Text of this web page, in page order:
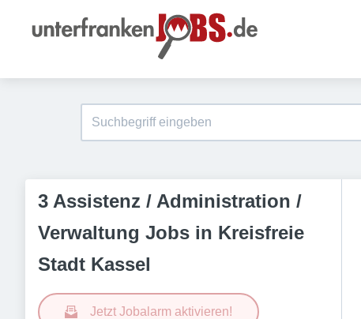
3 Assistenz / Administration /
Verwaltung Jobs in Kreisfreie
Stadt Kassel
Jetzt Jobalarm aktivieren!